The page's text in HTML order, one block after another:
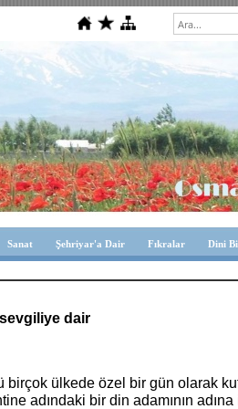
Sanat Şehriyar'a Dair Fıkralar Dini
dair
birçok ülkede özel bir gün olarak
adındaki bir din adamının